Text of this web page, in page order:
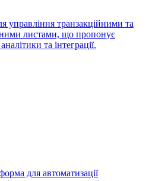
управління транзакційними та
листами, що пропонує
та інтеграції.
для автоматизації